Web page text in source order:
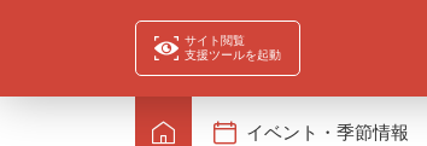
サイト閲覧
支援ツールを起動
イベント・季節情報